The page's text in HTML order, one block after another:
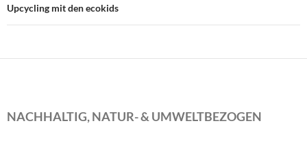
Upcycling mit den ecokids
NACHHALTIG, NATUR- & UMWELTBEZOGEN